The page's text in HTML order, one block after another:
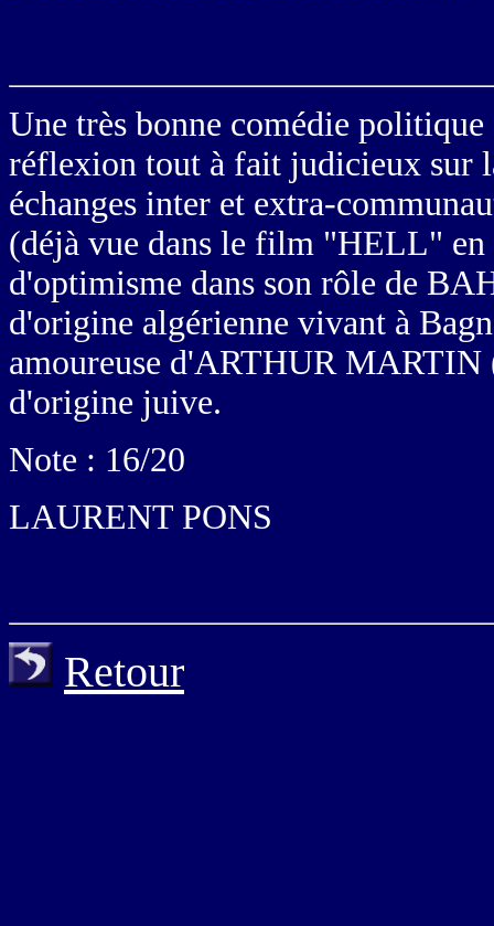
Une très bonne comédie
réflexion tout à fait judicieux sur
échanges inter et extra-
(déjà vue dans le film "HELL" en
d'optimisme dans son rôle de
d'origine algérienne vivant à
amoureuse d'ARTHUR
d'origine juive.
Note : 16/20
LAURENT PONS
Retour